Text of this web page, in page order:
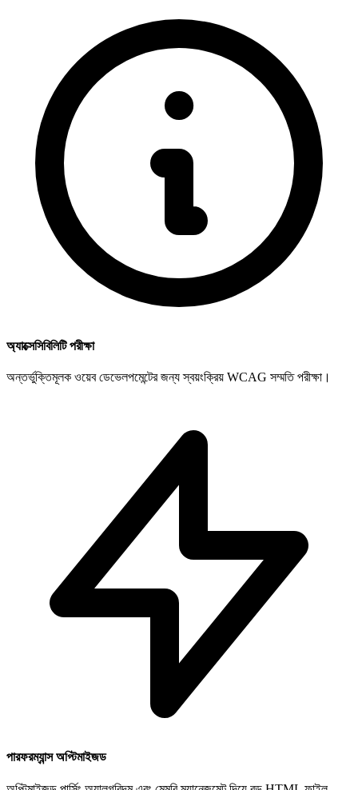
অ্যাক্সেসিবিলিটি পরীক্ষা
অন্তর্ভুক্তিমূলক ওয়েব ডেভেলপমেন্টের জন্য স্বয়ংক্রিয় WCAG সম্মতি পরীক্ষা।
পারফরম্যান্স অপ্টিমাইজড